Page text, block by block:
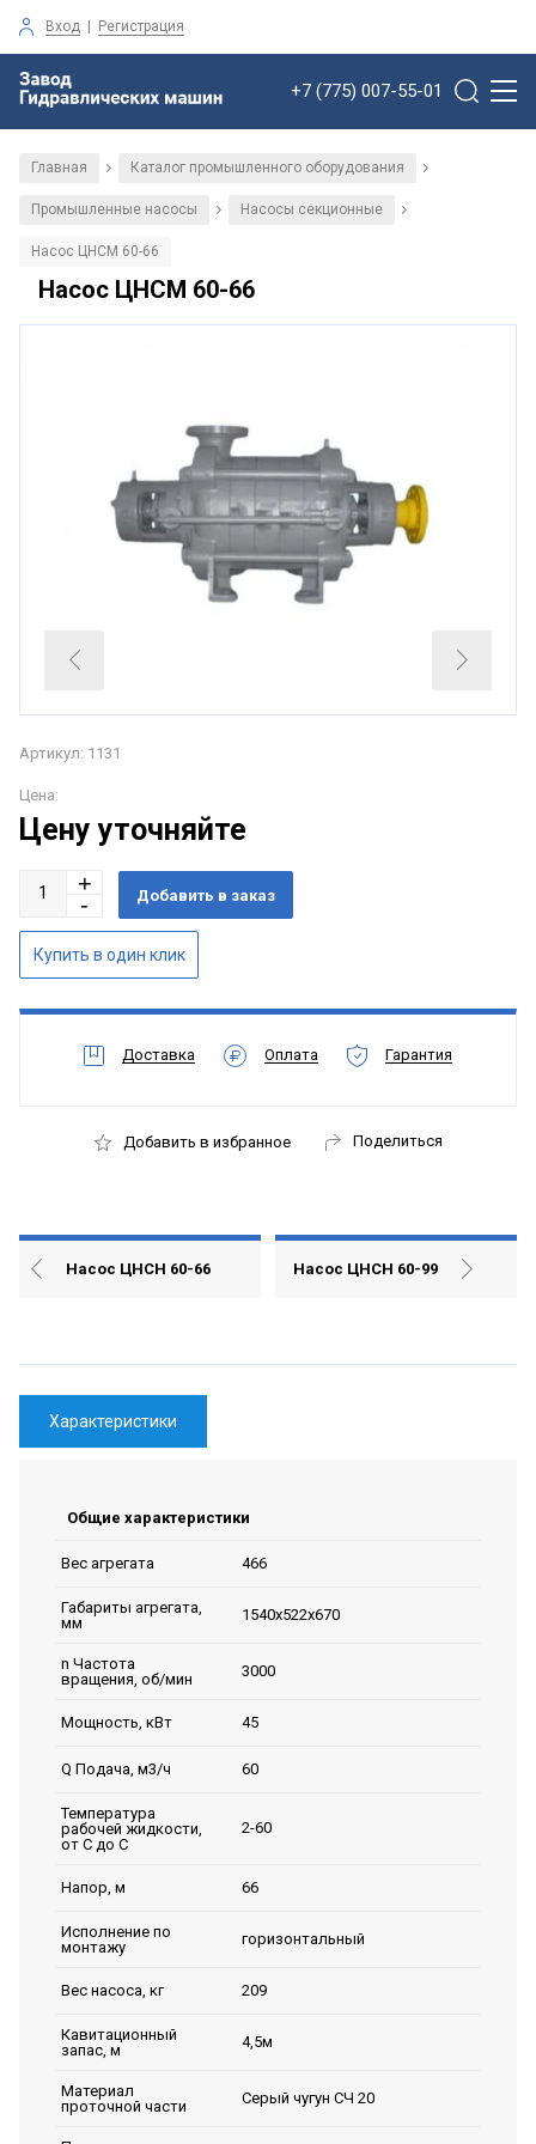
Вход | Регистрация
+7 (775) 007-55-01
Главная / Каталог промышленного оборудования /
Промышленные насосы / Насосы секционные /
Насос ЦНСМ 60-66
Насос ЦНСМ 60-66
Артикул: 1131
Цена:
Цену уточняйте
Доставка Оплата Гарантия
Добавить в избранное Поделиться
Насос ЦНСН 60-66 Насос ЦНСН 60-99
Характеристики
Общие характеристики
Вес агрегата 466
Габариты агрегата,
мм
1540х522х670
n Частота
вращения, об/мин
3000
Мощность, кВт 45
Q Подача, м3/ч 60
Температура
рабочей жидкости,
от С до С
2-60
Напор, м 66
Исполнение по
монтажу
горизонтальный
Вес насоса, кг 209
Кавитационный
запас, м
4,5м
Материал
проточной части
Серый чугун СЧ 20